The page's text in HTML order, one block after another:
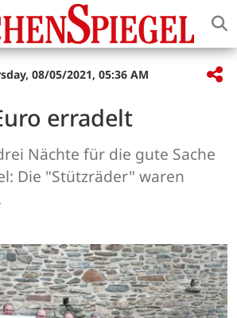
08/05/2021, 05:36 AM
erradelt
Nächte für die gute Sache
Die "Stützräder" waren